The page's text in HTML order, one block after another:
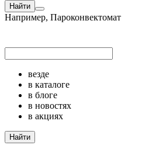
Найти
Например, Пароконвектомат
везде
в каталоге
в блоге
в новостях
в акциях
Найти